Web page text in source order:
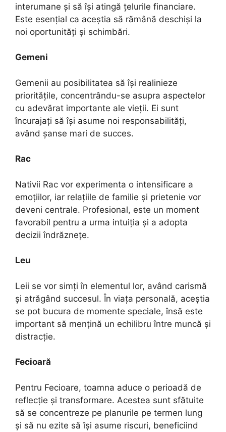
interumane și să își atingă ţelurile financiare.
Este esențial ca aceștia să rămână deschiși la
noi oportunități și schimbări.
Gemeni
Gemenii au posibilitatea să își realinieze
prioritățile, concentrându-se asupra aspectelor
cu adevărat importante ale vieții. Ei sunt
încurajați să își asume noi responsabilități,
având șanse mari de succes.
Rac
Nativii Rac vor experimenta o intensificare a
emoțiilor, iar relațiile de familie și prietenie vor
deveni centrale. Profesional, este un moment
favorabil pentru a urma intuiția și a adopta
decizii îndrăznețe.
Leu
Leii se vor simți în elementul lor, având carismă
și atrăgând succesul. În viața personală, aceștia
se pot bucura de momente speciale, însă este
important să mențină un echilibru între muncă și
distracție.
Fecioară
Pentru Fecioare, toamna aduce o perioadă de
reflecție și transformare. Acestea sunt sfătuite
să se concentreze pe planurile pe termen lung
și să nu ezite să își asume riscuri, beneficiind